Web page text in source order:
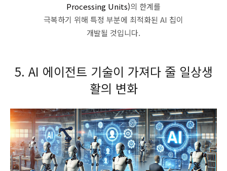
Processing Units)의 한계를
극복하기 위해 특정 부분에 최적화된 AI 칩이
개발될 것입니다.
5. AI 에이전트 기술이 가져다 줄 일상생
활의 변화